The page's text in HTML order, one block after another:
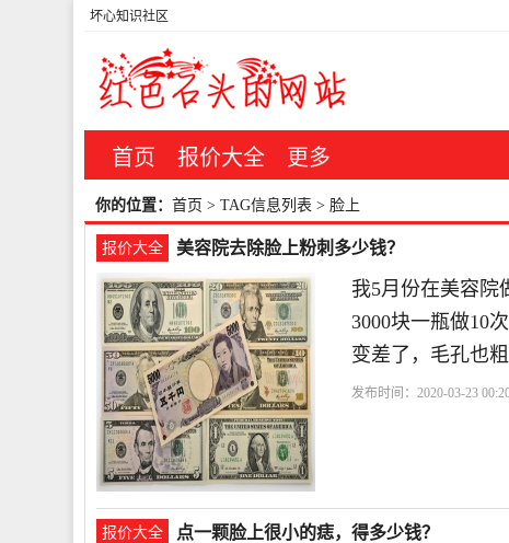
坏心知识社区
首页 报价大全 更多
你的位置： 首页 > TAG信息列表 > 脸上
报价大全 美容院去除脸上粉刺多少钱？
我5月份在美容院
3000块一瓶做10
变差了，毛孔也
发布时间：2020-03-23
报价大全 点一颗脸上很小的痣，得多少钱？